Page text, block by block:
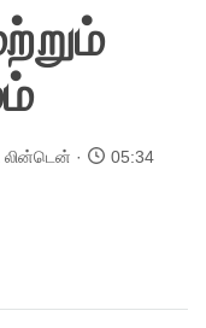
லின்டென் 05:34